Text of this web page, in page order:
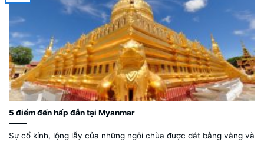
5 điểm đến hấp đẫn tại Myanmar
Sự cổ kính, lộng lẫy của những ngôi chùa được dát bằng vàng và